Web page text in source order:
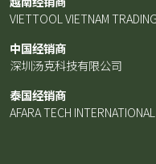
VIETTOOL VIETNAM
中国经销商
深圳汤克科技有限公司
泰国经销商
AFARA TECH